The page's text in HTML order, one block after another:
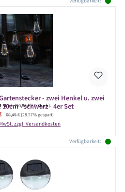
- zwei Henkel u. zwei
- schwarz - 4er Set
Stück(10,85 € / 1 Stück)
Regulärer Preis:
60,49 €(28.27% gespart)
zzgl. Versandkosten
Verfügbarkeit: